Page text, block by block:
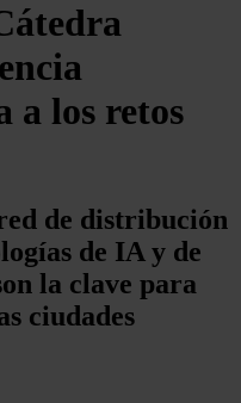
los retos
de distribución
de IA y de
la clave para
ciudades